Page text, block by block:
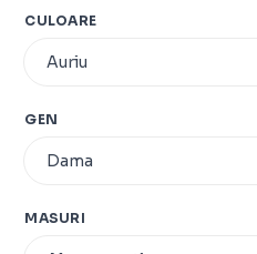
CULOARE
GEN
MASURI